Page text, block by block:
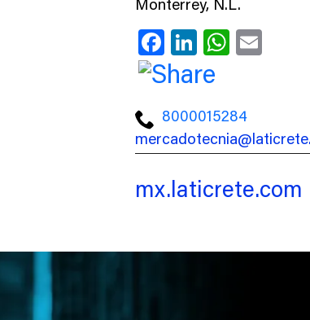
Facebook
LinkedInEmail
8000015284
mx.laticrete.com